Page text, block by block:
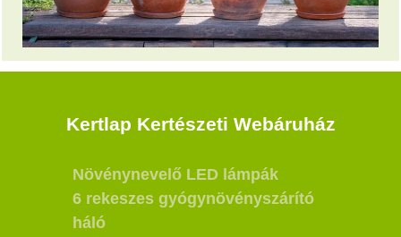
Kertlap Kertészeti Webáruház
Növénynevelő LED lámpák
6 rekeszes gyógynövényszárító
háló